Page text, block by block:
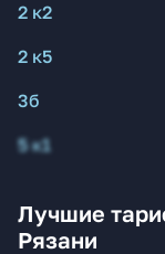
2 к2
2 к5
3б
5 к1
Лучшие
Рязани